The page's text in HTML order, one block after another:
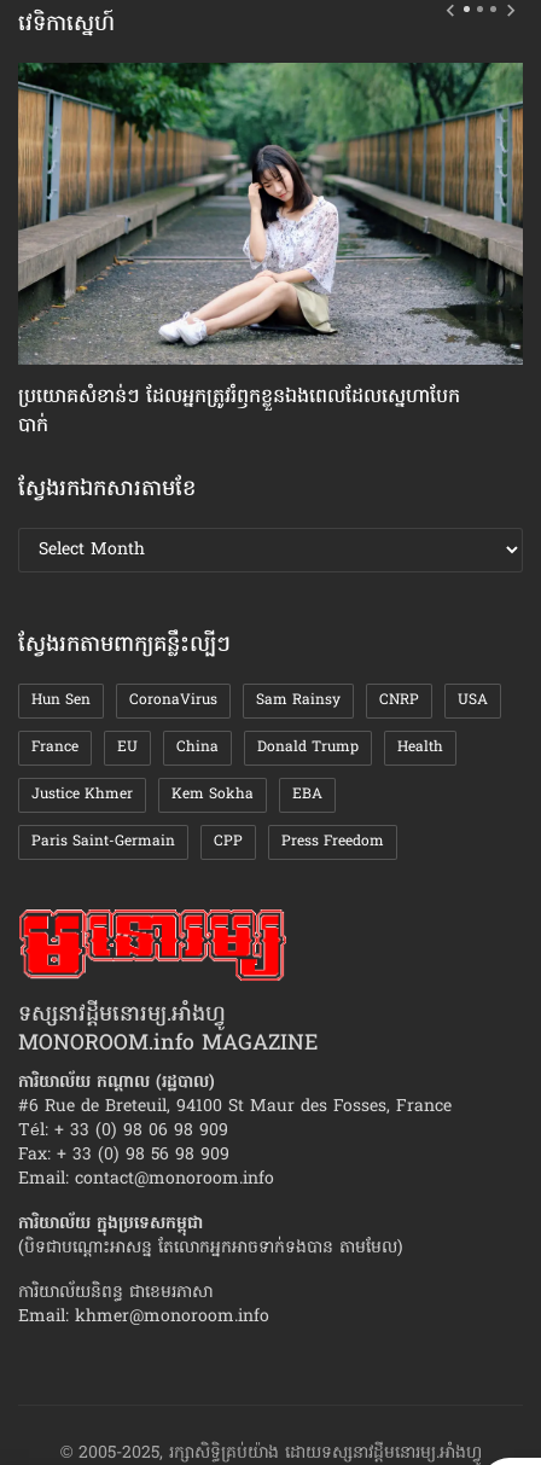
វេទិកាស្នេហ៍
ប្រយោគ​សំខាន់ៗ ដែល​អ្នក​ត្រូវ​រំឭក​ខ្លួនឯង​ពេល​ដែល​ស្នេហា​បែក
បាក់
ស្វែងរកឯកសារតាមខែ
ស្វែងរក
ឯកសារ
ស្វែងរកតាមពាក្យគន្លឹះល្បីៗ
Hun Sen CoronaVirus Sam Rainsy CNRP USA
France EU China Donald Trump Health
Justice Khmer Kem Sokha EBA
Paris Saint-Germain CPP Press Freedom
ទស្សនាវដ្ដីមនោរម្យ.អាំងហ្វូ
MONOROOM.info MAGAZINE
ការិយាល័យ កណ្ដាល (រដ្ឋបាល)
#6 Rue de Breteuil, 94100 St Maur des Fosses, France
Tél: + 33 (0) 98 06 98 909
Fax: + 33 (0) 98 56 98 909
Email: contact@monoroom.info
ការិយាល័យ ក្នុង​ប្រទេស​កម្ពុជា
(បិទជាបណ្ដោះអាសន្ន តែលោកអ្នកអាចទាក់ទងបាន តាមមែល)
ការិយាល័យនិពន្ធ ជាខេមរភាសា
Email: khmer@monoroom.info
© 2005-2025, រក្សាសិទ្ធិគ្រប់យ៉ាង ដោយទស្សនាវដ្ដី​មនោរម្យ.អាំងហ្វូ